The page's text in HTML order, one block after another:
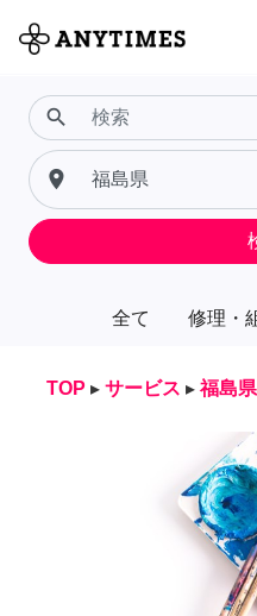
全て 修理・
search
place
TOP ▸ サービス ▸ 福島県